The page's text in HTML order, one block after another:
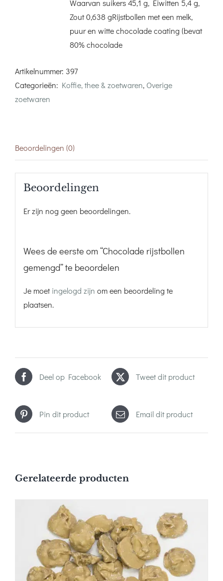
Waarvan suikers 45,1 g, Eiwitten 5,4 g,
Zout 0,638 gRijstbollen met een melk,
puur en witte chocolade coating (bevat
80% chocolade
Artikelnummer: 397
Categorieën: Koffie, thee & zoetwaren, Overige
zoetwaren
Beoordelingen (0)
Beoordelingen
Er zijn nog geen beoordelingen.
Wees de eerste om “Chocolade rijstbollen
gemengd” te beoordelen
Je moetingelogd zijn om een beoordeling te
plaatsen.
Deel op Facebook Tweet dit product
Pin dit product Email dit product
Gerelateerde producten